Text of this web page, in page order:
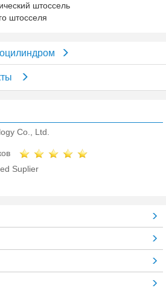
штоссель
штосселя
Co., Ltd.
Suplier